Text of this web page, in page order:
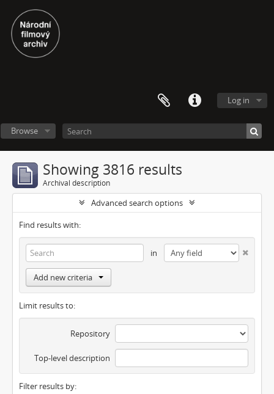
Log in
Browse
Showing 3816 results
Archival description
Advanced search options
Find results with:
in
Add new criteria
Limit results to:
Repository
Top-level description
Filter results by: